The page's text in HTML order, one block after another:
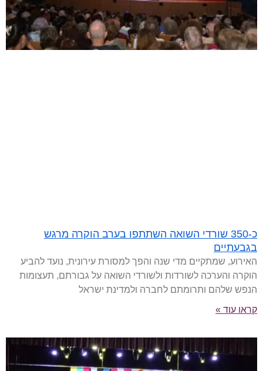
כ-350 שורדי השואה השתתפו בערב הוקרה מרגש
בגבעתיים
האירוע, שמתקיים מדי שנה והפך למסורת עירונית, נועד להביע
הוקרה והערכה לשורדות ולשורדי השואה על גבורתם, תעצומות
הנפש שלהם ותרומתם לחברה ולמדינת ישראל
קראו עוד »